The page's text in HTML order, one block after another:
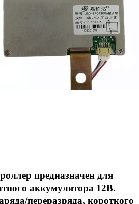
предназначен для
аккумулятора 12В.
переразряда, короткого